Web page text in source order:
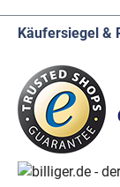
Käufersiegel &